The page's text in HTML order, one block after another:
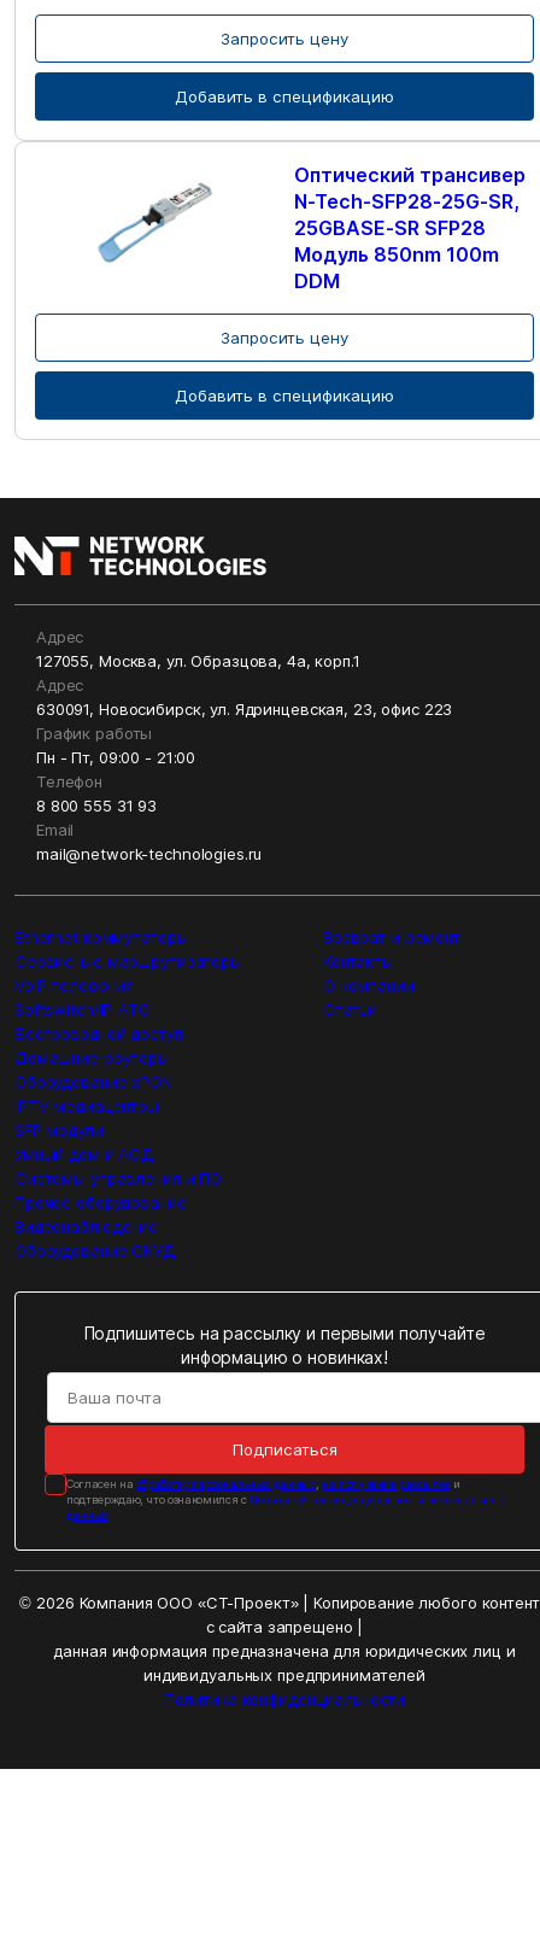
Запросить цену
Добавить в спецификацию
Оптический трансивер
N-Tech-SFP28-25G-SR,
25GBASE-SR SFP28
Модуль 850nm 100m
DDM
Запросить цену
Добавить в спецификацию
Адрес
127055, Москва, ул. Образцова, 4а, корп.1
Адрес
630091, Новосибирск, ул. Ядринцевская, 23, офис 223
График работы
Пн - Пт, 09:00 - 21:00
Телефон
8 800 555 31 93
Email
mail@network-technologies.ru
Ethernet коммутаторы
Сервисные маршрутизаторы
VoIP телефония
Softswitch/IP-ATC
Беспроводной доступ
Домашние роутеры
Оборудование xPON
IPTV медиацентры
SFP модули
Умный дом и АСД
Системы управления и ПО
Прочее оборудование
Видеонаблюдение
Оборудование СКУД
Возврат и ремонт
Контакты
О компании
Статьи
Подпишитесь на рассылку и первыми получайте
информацию о новинках!
Подписаться
Cогласен на обработку персональных данных, на получение рассылоки
подтверждаю, что ознакомился с Политикой конфиденциальности персональных
данных
© 2026 Компания ООО «СТ-Проект» | Копирование любого
с сайта запрещено |
данная информация предназначена для юридических лиц и
индивидуальных предпринимателей
Политика конфиденциальности